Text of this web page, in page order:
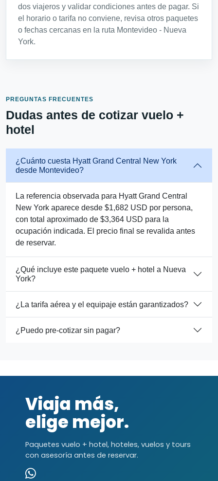
dos viajeros y validar condiciones antes de pagar. Si
el horario o tarifa no conviene, revisa otros paquetes
o fechas cercanas en la ruta Montevideo - Nueva
York.
PREGUNTAS FRECUENTES
Dudas antes de cotizar vuelo +
hotel
¿Cuánto cuesta Hyatt Grand Central New York
desde Montevideo?
La referencia observada para Hyatt Grand Central
New York aparece desde $1,682 USD por persona,
con total aproximado de $3,364 USD para la
ocupación indicada. El precio final se revalida antes
de reservar.
¿Qué incluye este paquete vuelo + hotel a Nueva
York?
¿La tarifa aérea y el equipaje están garantizados?
¿Puedo pre-cotizar sin pagar?
Viaja más,
elige mejor.
Paquetes vuelo + hotel, hoteles, vuelos y tours
con asesoría antes de reservar.